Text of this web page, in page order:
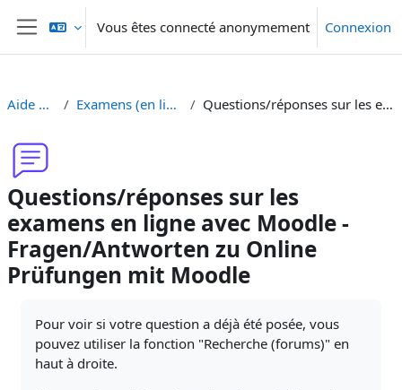
Passer au contenu principal
Panneau latéral
Vous êtes connecté anonymement Connexion
Aide Moodle - Moodle Hilfe Examens (en ligne et sur papier) - Prüfungen (Online und Offline) Questions/réponses sur les examens en ligne avec Moodle - Fragen/Antworten zu Online Prüfungen mit Moodle
Questions/réponses sur les
examens en ligne avec Moodle -
Fragen/Antworten zu Online
Prüfungen mit Moodle
Pour voir si votre question a déjà été posée, vous
pouvez utiliser la fonction "Recherche (forums)" en
haut à droite.